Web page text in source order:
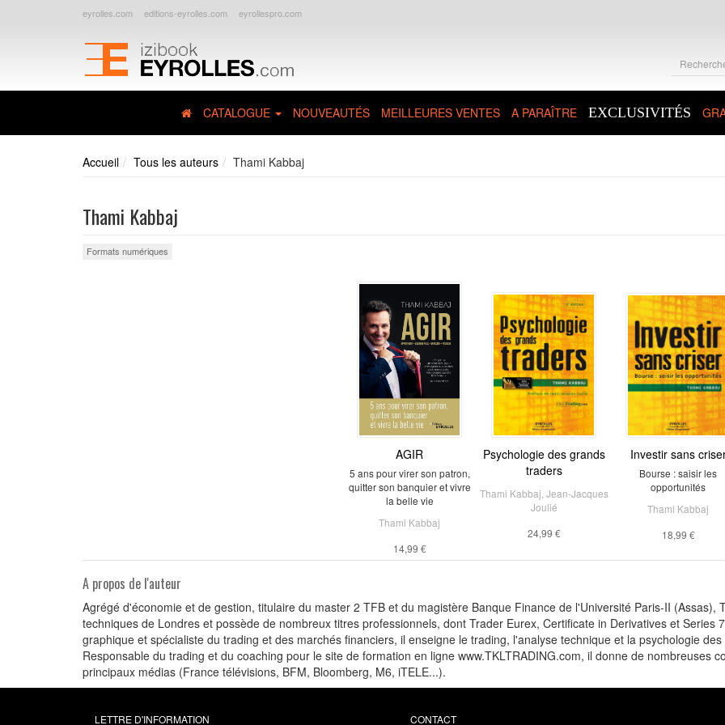
eyrolles.com editions-eyrolles.com eyrollespro.com
CATALOGUE NOUVEAUTÉS MEILLEURES VENTES A PARAÎTRE EXCLUSIVITÉS
Accueil Tous les auteurs Thami Kabbaj
Thami Kabbaj
Formats numériques
AGIR
5 ans pour virer son patron,
quitter son banquier et vivre
la belle vie
Thami Kabbaj
14,99 €
Psychologie des grands
traders
Thami Kabbaj Jean-Jacques
Joulié
24,99 €
Investir sans
Bourse : saisir les
opportunités
Thami Kabbaj
18,99 €
A propos de l'auteur
Agrégé d'économie et de gestion, titulaire du master 2 TFB et du magistère Banque Finance de l'Université Paris-II (Assas),
techniques de Londres et possède de nombreux titres professionnels, dont Trader Eurex, Certificate in Derivatives et Series
graphique et spécialiste du trading et des marchés financiers, il enseigne le trading, l'analyse technique et la psychologie
Responsable du trading et du coaching pour le site de formation en ligne www.TKLTRADING.com, il donne de nombreuses
principaux médias (France télévisions, BFM, Bloomberg, M6, iTELE...).
LETTRE D'INFORMATION CONTACT